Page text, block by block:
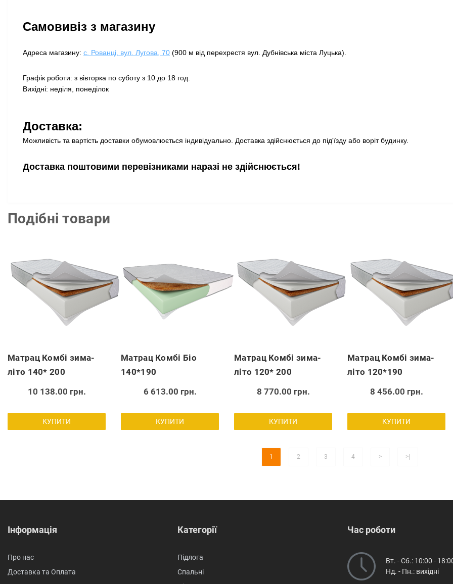
Самовивіз з магазину
Адреса магазину: с. Рованці, вул. Лугова, 70 (900 м від перехрестя вул. Дубнівська міста Луцька).
Графік роботи: з вівторка по суботу з 10 до 18 год.
Вихідні: неділя, понеділок
Доставка:
Можливість та вартість доставки обумовлюється індивідуально. Доставка здійснюється до під'їзду або воріт будинку.
Доставка поштовими перевізниками наразі не здійснюється!
Подібні товари
Матрац Комбі зима-
літо 140* 200
10 138.00 грн.
КУПИТИ
Матрац Комбі Біо
140*190
6 613.00 грн.
КУПИТИ
Матрац Комбі зима-
літо 120* 200
8 770.00 грн.
КУПИТИ
Матрац Комбі зима-
літо 120*190
8 456.00 грн.
КУПИТИ
1 2 3 4 > >|
Інформація
Про нас
Доставка та Оплата
Категорії
Підлога
Спальні
Час роботи
Вт. - Сб.: 10:00 -
Нд. - Пн.: вихідні